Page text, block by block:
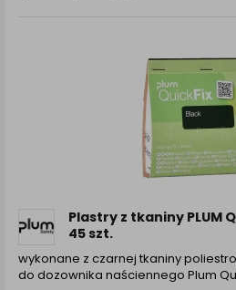
Plastry z tkaniny PLUM
45 szt.
wykonane z czarnej tkaniny
do dozownika naściennego Plum